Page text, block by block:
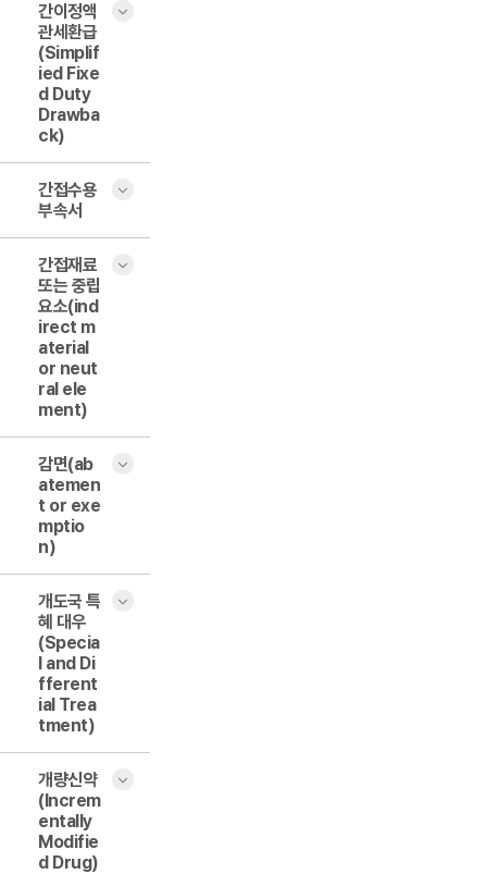
간이정액
관세환급
(Simplif
ied Fixe
d Duty
Drawba
ck)
간접수용
부속서
간접재료
또는 중립
요소(ind
irect m
aterial
or neut
ral ele
ment)
감면(ab
atemen
t or exe
mptio
n)
개도국 특
혜 대우
(Specia
l and Di
fferent
ial Trea
tment)
개량신약
(Increm
entally
Modifie
d Drug)